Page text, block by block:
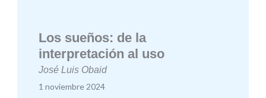
Los sueños: de la
interpretación al uso
José Luis Obaid
1 noviembre 2024